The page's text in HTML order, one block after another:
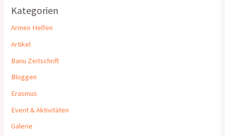
Kategorien
Armen Helfen
Artikel
Banu Zeitschrift
Bloggen
Erasmus
Event & Aktivitäten
Galerie